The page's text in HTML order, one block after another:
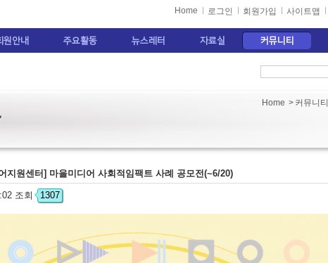
Home 로그인 회원가입 사이트맵
원안내 주요활동 뉴스레터 자료실 커뮤니티
Home > 커뮤니티
지원센터] 마을미디어 사회적임팩트 사례 공모전(~6/20)
조회 1307